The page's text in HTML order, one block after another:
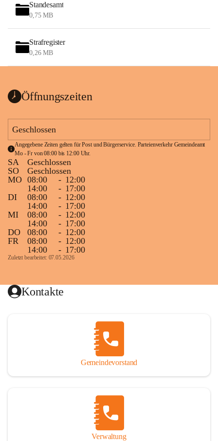
Standesamt
0,75 MB
Strafregister
0,26 MB
Öffnungszeiten
Geschlossen
Angegebene Zeiten gelten für Post und Bürgerservice. Parteienverkehr Gemeindeamt
Mo - Fr von 08:00 bis 12:00 Uhr.
SA
Geschlossen
SO
Geschlossen
MO 08:00 - 12:00
14:00
- 17:00
DI
08:00 - 12:00
14:00
- 17:00
MI
08:00 - 12:00
14:00
- 17:00
DO
08:00 - 12:00
FR
08:00 - 12:00
14:00
- 17:00
Zuletzt bearbeitet: 07.05.2026
Kontakte
Gemeindevorstand
Verwaltung